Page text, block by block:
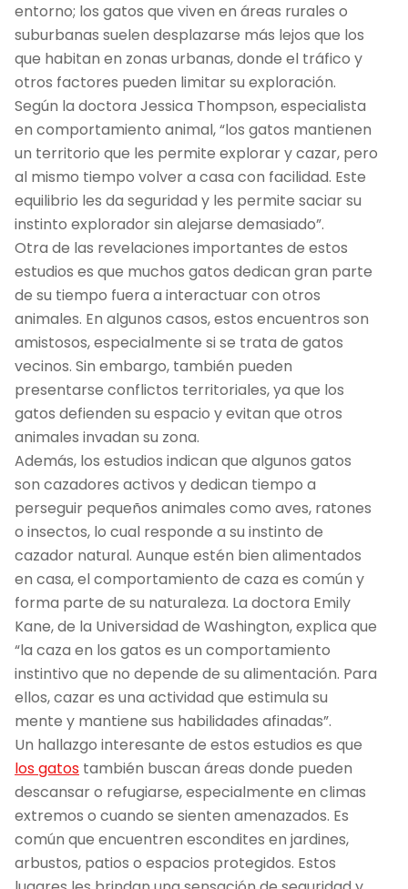
entorno; los gatos que viven en áreas rurales o
suburbanas suelen desplazarse más lejos que los
que habitan en zonas urbanas, donde el tráfico y
otros factores pueden limitar su exploración.
Según la doctora Jessica Thompson, especialista
en comportamiento animal, “los gatos mantienen
un territorio que les permite explorar y cazar, pero
al mismo tiempo volver a casa con facilidad. Este
equilibrio les da seguridad y les permite saciar su
instinto explorador sin alejarse demasiado”.
Otra de las revelaciones importantes de estos
estudios es que muchos gatos dedican gran parte
de su tiempo fuera a interactuar con otros
animales. En algunos casos, estos encuentros son
amistosos, especialmente si se trata de gatos
vecinos. Sin embargo, también pueden
presentarse conflictos territoriales, ya que los
gatos defienden su espacio y evitan que otros
animales invadan su zona.
Además, los estudios indican que algunos gatos
son cazadores activos y dedican tiempo a
perseguir pequeños animales como aves, ratones
o insectos, lo cual responde a su instinto de
cazador natural. Aunque estén bien alimentados
en casa, el comportamiento de caza es común y
forma parte de su naturaleza. La doctora Emily
Kane, de la Universidad de Washington, explica que
“la caza en los gatos es un comportamiento
instintivo que no depende de su alimentación. Para
ellos, cazar es una actividad que estimula su
mente y mantiene sus habilidades afinadas”.
Un hallazgo interesante de estos estudios es que
los gatos también buscan áreas donde pueden
descansar o refugiarse, especialmente en climas
extremos o cuando se sienten amenazados. Es
común que encuentren escondites en jardines,
arbustos, patios o espacios protegidos. Estos